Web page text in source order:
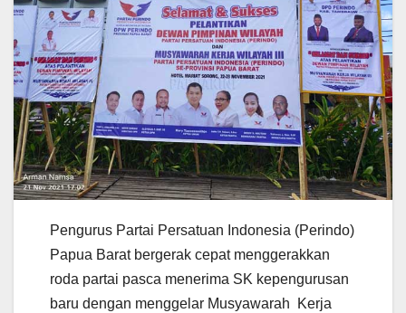
Pengurus Partai Persatuan Indonesia (Perindo)
Papua Barat bergerak cepat menggerakkan
roda partai pasca menerima SK kepengurusan
baru dengan menggelar Musyawarah Kerja